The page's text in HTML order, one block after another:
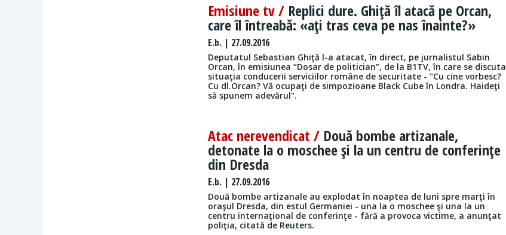
Emisiune tv / Replici dure. Ghiţă îl atacă pe Orcan,
care îl întreabă: «aţi tras ceva pe nas înainte?»
E.b. | 27.09.2016
Deputatul Sebastian Ghiţă l-a atacat, în direct, pe jurnalistul Sabin
Orcan, în emisiunea “Dosar de politician”, de la B1TV, în care se discuta
situaţia conducerii serviciilor române de securitate - "Cu cine vorbesc?
Cu dl.Orcan? Vă ocupaţi de simpozioane Black Cube în Londra. Haideţi
să spunem adevărul".
Atac nerevendicat / Două bombe artizanale,
detonate la o moschee şi la un centru de conferinţe
din Dresda
E.b. | 27.09.2016
Două bombe artizanale au explodat în noaptea de luni spre marţi în
oraşul Dresda, din estul Germaniei - una la o moschee şi una la un
centru internaţional de conferinţe - fără a provoca victime, a anunţat
poliţia, citată de Reuters.